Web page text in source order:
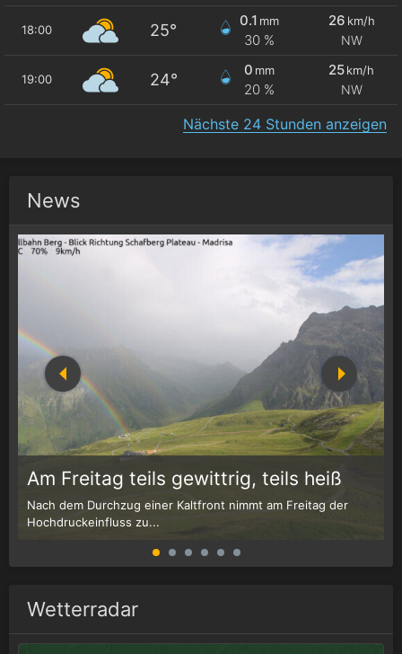
18:00 25°
0.1 mm
30 %
26 km/h
NW
19:00 24°
0 mm
20 %
25km/h
NW
Nächste 24 Stunden anzeigen
News
Am Freitag teils gewittrig, teils heiß
Nach dem Durchzug einer Kaltfront nimmt am Freitag der
Hochdruckeinfluss zu...
Wetterradar